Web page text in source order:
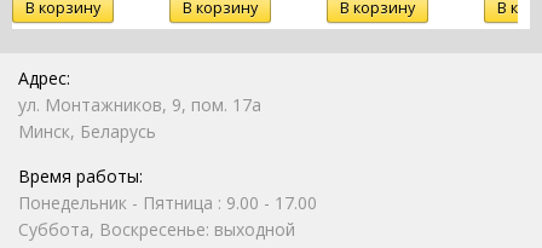
Адрес:
ул. Монтажников, 9, пом. 17а
Минск, Беларусь
Время работы:
Понедельник - Пятница : 9.00 - 17.00
Суббота, Воскресенье: выходной